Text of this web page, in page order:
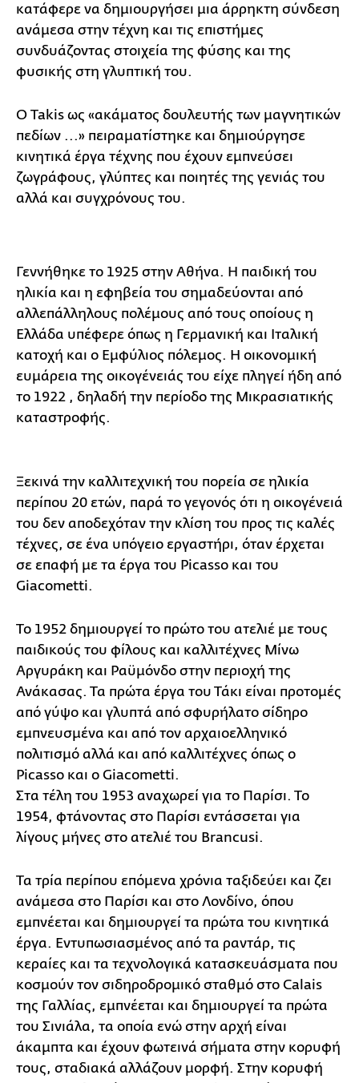
κατάφερε να δημιουργήσει μια άρρηκτη σύνδεση
ανάμεσα στην τέχνη και τις επιστήμες
συνδυάζοντας στοιχεία της φύσης και της
φυσικής στη γλυπτική του.
Ο Takis ως «ακάματος δουλευτής των μαγνητικών
πεδίων ...» πειραματίστηκε και δημιούργησε
κινητικά έργα τέχνης που έχουν εμπνεύσει
ζωγράφους, γλύπτες και ποιητές της γενιάς του
αλλά και συγχρόνους του.
Γεννήθηκε το 1925 στην Αθήνα. Η παιδική του
ηλικία και η εφηβεία του σημαδεύονται από
αλλεπάλληλους πολέμους από τους οποίους η
Ελλάδα υπέφερε όπως η Γερμανική και Ιταλική
κατοχή και ο Εμφύλιος πόλεμος. Η οικονομική
ευμάρεια της οικογένειάς του είχε πληγεί ήδη από
το 1922 , δηλαδή την περίοδο της Μικρασιατικής
καταστροφής.
Ξεκινά την καλλιτεχνική του πορεία σε ηλικία
περίπου 20 ετών, παρά το γεγονός ότι η οικογένειά
του δεν αποδεχόταν την κλίση του προς τις καλές
τέχνες, σε ένα υπόγειο εργαστήρι, όταν έρχεται
σε επαφή με τα έργα του Picasso και του
Giacometti.
Το 1952 δημιουργεί το πρώτο του ατελιέ με τους
παιδικούς του φίλους και καλλιτέχνες Μίνω
Αργυράκη και Ραϋμόνδο στην περιοχή της
Ανάκασας. Τα πρώτα έργα του Τάκι είναι προτομές
από γύψο και γλυπτά από σφυρήλατο σίδηρο
εμπνευσμένα και από τον αρχαιοελληνικό
πολιτισμό αλλά και από καλλιτέχνες όπως ο
Picasso και ο Giacometti.
Στα τέλη του 1953 αναχωρεί για το Παρίσι. Το
1954, φτάνοντας στο Παρίσι εντάσσεται για
λίγους μήνες στο ατελιέ του Brancusi.
Τα τρία περίπου επόμενα χρόνια ταξιδεύει και ζει
ανάμεσα στο Παρίσι και στο Λονδίνο, όπου
εμπνέεται και δημιουργεί τα πρώτα του κινητικά
έργα. Eντυπωσιασμένος από τα ραντάρ, τις
κεραίες και τα τεχνολογικά κατασκευάσματα που
κοσμούν τον σιδηροδρομικό σταθμό στο Calais
της Γαλλίας, εμπνέεται και δημιουργεί τα πρώτα
του Σινιάλα, τα οποία ενώ στην αρχή είναι
άκαμπτα και έχουν φωτεινά σήματα στην κορυφή
τους, σταδιακά αλλάζουν μορφή. Στην κορυφή